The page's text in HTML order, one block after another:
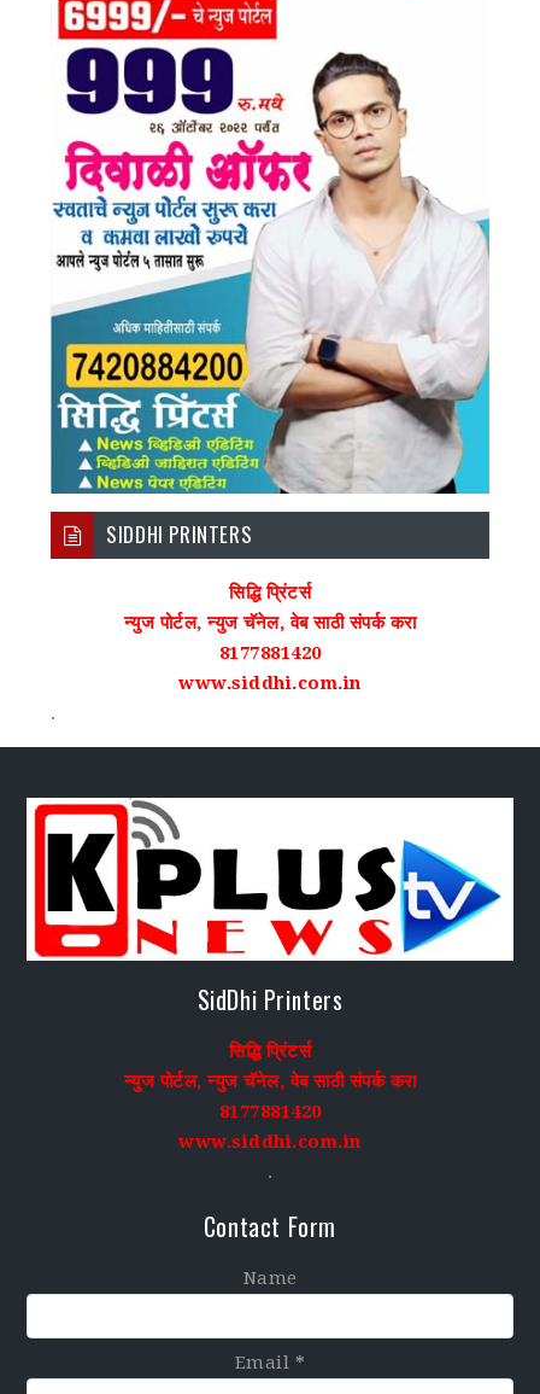
SIDDHI PRINTERS
सिद्धि प्रिंटर्स
न्युज पोर्टल, न्युज चॅनेल, वेब साठी संपर्क करा
8177881420
www.siddhi.com.in
.
SidDhi Printers
सिद्धि प्रिंटर्स
न्युज पोर्टल, न्युज चॅनेल, वेब साठी संपर्क करा
8177881420
www.siddhi.com.in
.
Contact Form
Name
Email *